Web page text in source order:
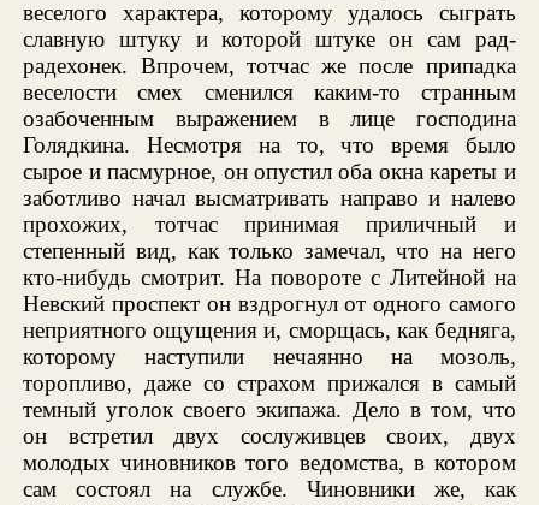
веселого характера, которому удалось сыграть
славную штуку и которой штуке он сам рад-
радехонек. Впрочем, тотчас же после припадка
веселости смех сменился каким-то странным
озабоченным выражением в лице господина
Голядкина. Несмотря на то, что время было
сырое и пасмурное, он опустил оба окна кареты и
заботливо начал высматривать направо и налево
прохожих, тотчас принимая приличный и
степенный вид, как только замечал, что на него
кто-нибудь смотрит. На повороте с Литейной на
Невский проспект он вздрогнул от одного самого
неприятного ощущения и, сморщась, как бедняга,
которому наступили нечаянно на мозоль,
торопливо, даже со страхом прижался в самый
темный уголок своего экипажа. Дело в том, что
он встретил двух сослуживцев своих, двух
молодых чиновников того ведомства, в котором
сам состоял на службе. Чиновники же, как